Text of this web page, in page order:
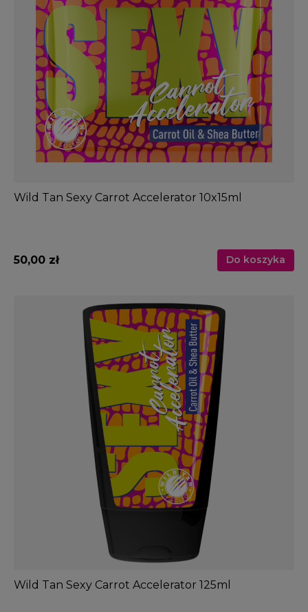
Wild Tan Sexy Carrot Accelerator 10x15ml
50,00 zł Do koszyka
Wild Tan Sexy Carrot Accelerator 125ml